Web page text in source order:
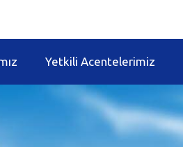
Yetkili Acentelerimiz